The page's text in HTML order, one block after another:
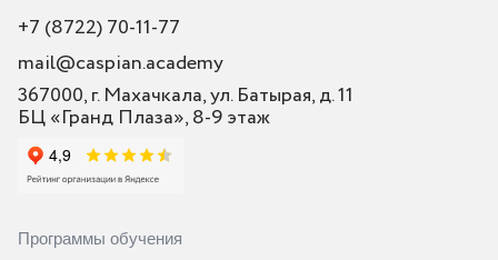
+7 (8722) 70-11-77
mail@caspian.academy
367000, г. Махачкала, ул. Батырая, д. 11
БЦ «Гранд Плаза», 8-9 этаж
Программы обучения